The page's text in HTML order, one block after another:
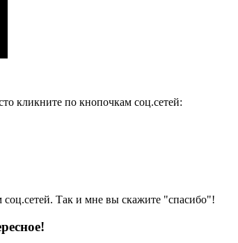
кликните по кнопочкам соц.сетей:
соц.сетей. Так и мне вы скажите "спасибо"!